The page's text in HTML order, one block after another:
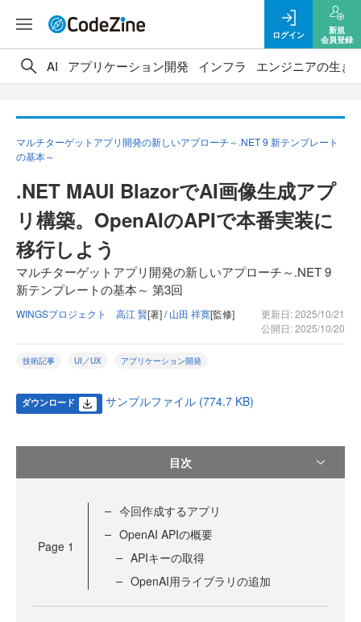
ログイン
新規
会員登録
AI アプリケーション開発 インフラ エンジニアの生き
マルチターゲットアプリ開発の新しいアプローチ～.NET 9 新テンプレート
の基本～
.NET MAUI BlazorでAI画像生成アプ
リ構築。OpenAIのAPIで本番実装に
移行しよう
マルチターゲットアプリ開発の新しいアプローチ～.NET 9
新テンプレートの基本～ 第3回
WINGSプロジェクト 高江 賢[著] /山田 祥寛[監修]
更新日: 2025/10/21
公開日: 2025/10/20
技術記事 UI／UX アプリケーション開発
ダウンロード サンプルファイル (774.7 KB)
目次
Page 1
今回作成するアプリ
OpenAI APIの概要
APIキーの取得
OpenAI用ライブラリの追加